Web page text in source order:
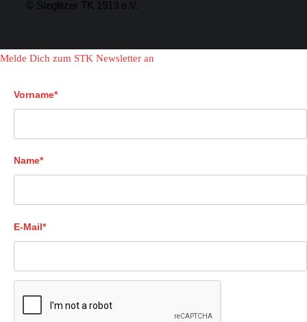
© Steglitzer TK 1913 e.V.
Melde Dich zum STK Newsletter an
Vorname*
Name*
E-Mail*